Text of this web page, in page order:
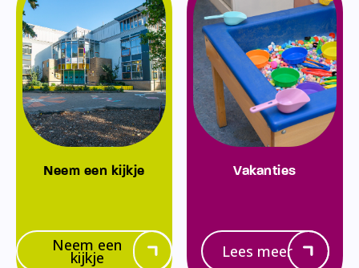
Neem een kijkje
Neem een
kijkje
Vakanties
Lees meer